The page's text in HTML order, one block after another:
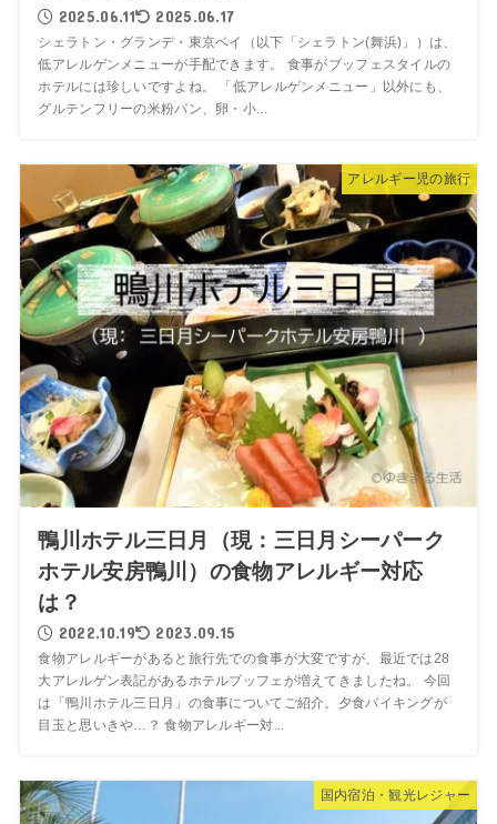
2025.06.11 2025.06.17
シェラトン・グランデ・東京ベイ（以下「シェラトン(舞浜)」）は、
低アレルゲンメニューが手配できます。 食事がブッフェスタイルの
ホテルには珍しいですよね。 「低アレルゲンメニュー」以外にも、
グルテンフリーの米粉パン、卵・小...
アレルギー児の旅行
鴨川ホテル三日月（現：三日月シーパーク
ホテル安房鴨川）の食物アレルギー対応
は？
2022.10.19 2023.09.15
食物アレルギーがあると旅行先での食事が大変ですが、最近では28
大アレルゲン表記があるホテルブッフェが増えてきましたね。 今回
は「鴨川ホテル三日月」の食事についてご紹介。夕食バイキングが
目玉と思いきや…？ 食物アレルギー対...
国内宿泊・観光レジャー